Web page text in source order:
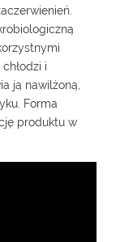
i
ją nawilżoną,
Forma
produktu w